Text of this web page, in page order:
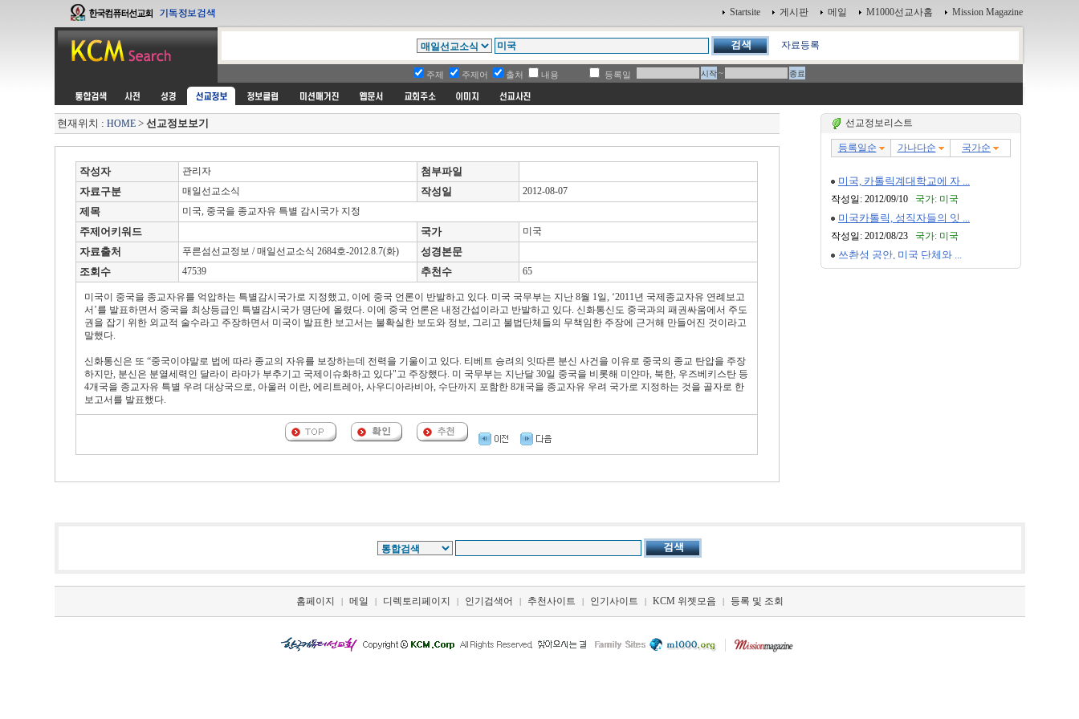
Startsite 게시판 메일 M1000선교사홈 Mission Magazine
자료등록
주제 주제어 출처 내용 등록일 ~
현재위치 : HOME> 선교정보보기
작성자 관리자
첨부파일
자료구분
매일선교소식 작성일 2012-08-07
제목 미국, 중국을 종교자유 특별 감시국가 지정
주제어키워드 국가 미국
자료출처 푸른섬선교정보 / 매일선교소식 2684호-2012.8.7(화)
성경본문
조회수
47539 추천수 65
미국이 중국을 종교자유를 억압하는 특별감시국가로 지정했고, 이에 중국 언론이 반발하고 있다. 미국 국무부는 지난 8월 1일, ‘2011년 국제종교자유 연례보고
서’를 발표하면서 중국을 최상등급인 특별감시국가 명단에 올렸다. 이에 중국 언론은 내정간섭이라고 반발하고 있다. 신화통신도 중국과의 패권싸움에서 주도
권을 잡기 위한 외교적 술수라고 주장하면서 미국이 발표한 보고서는 불확실한 보도와 정보, 그리고 불법단체들의 무책임한 주장에 근거해 만들어진 것이라고
말했다.
신화통신은 또 “중국이야말로 법에 따라 종교의 자유를 보장하는데 전력을 기울이고 있다. 티베트 승려의 잇따른 분신 사건을 이유로 중국의 종교 탄압을 주장
하지만, 분신은 분열세력인 달라이 라마가 부추기고 국제이슈화하고 있다"고 주장했다. 미 국무부는 지난달 30일 중국을 비롯해 미얀마, 북한, 우즈베키스탄 등
4개국을 종교자유 특별 우려 대상국으로, 아울러 이란, 에리트레아, 사우디아라비아, 수단까지 포함한 8개국을 종교자유 우려 국가로 지정하는 것을 골자로 한
보고서를 발표했다.
선교정보리스트
홈페이지 | 메일 | 디렉토리페이지 | 인기검색어 | 추천사이트 | 인기사이트 | KCM 위젯모음 | 등록 및 조회